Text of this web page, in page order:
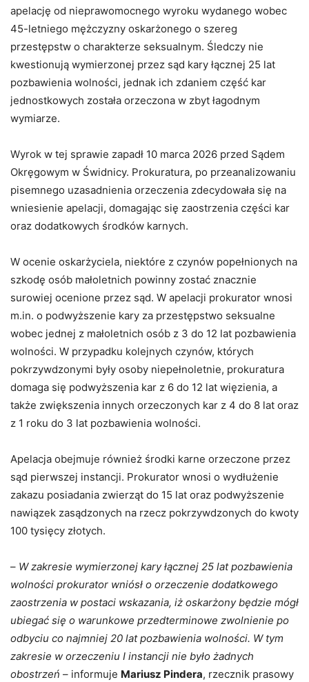
apelację od nieprawomocnego wyroku wydanego wobec
45-letniego mężczyzny oskarżonego o szereg
przestępstw o charakterze seksualnym. Śledczy nie
kwestionują wymierzonej przez sąd kary łącznej 25 lat
pozbawienia wolności, jednak ich zdaniem część kar
jednostkowych została orzeczona w zbyt łagodnym
wymiarze.
Wyrok w tej sprawie zapadł 10 marca 2026 przed Sądem
Okręgowym w Świdnicy. Prokuratura, po przeanalizowaniu
pisemnego uzasadnienia orzeczenia zdecydowała się na
wniesienie apelacji, domagając się zaostrzenia części kar
oraz dodatkowych środków karnych.
W ocenie oskarżyciela, niektóre z czynów popełnionych na
szkodę osób małoletnich powinny zostać znacznie
surowiej ocenione przez sąd. W apelacji prokurator wnosi
m.in. o podwyższenie kary za przestępstwo seksualne
wobec jednej z małoletnich osób z 3 do 12 lat pozbawienia
wolności. W przypadku kolejnych czynów, których
pokrzywdzonymi były osoby niepełnoletnie, prokuratura
domaga się podwyższenia kar z 6 do 12 lat więzienia, a
także zwiększenia innych orzeczonych kar z 4 do 8 lat oraz
z 1 roku do 3 lat pozbawienia wolności.
Apelacja obejmuje również środki karne orzeczone przez
sąd pierwszej instancji. Prokurator wnosi o wydłużenie
zakazu posiadania zwierząt do 15 lat oraz podwyższenie
nawiązek zasądzonych na rzecz pokrzywdzonych do kwoty
100 tysięcy złotych.
– W zakresie wymierzonej kary łącznej 25 lat pozbawienia
wolności prokurator wniósł o orzeczenie dodatkowego
zaostrzenia w postaci wskazania, iż oskarżony będzie mógł
ubiegać się o warunkowe przedterminowe zwolnienie po
odbyciu co najmniej 20 lat pozbawienia wolności. W tym
zakresie w orzeczeniu I instancji nie było żadnych
obostrzeń – informuje Mariusz Pindera, rzecznik prasowy